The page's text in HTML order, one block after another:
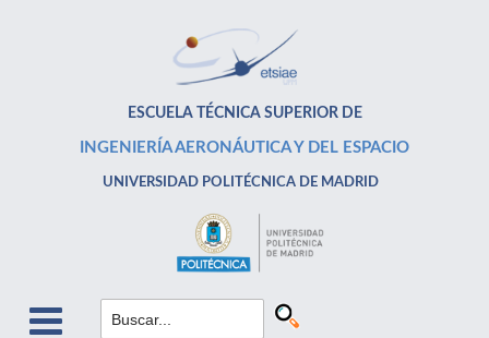
ESCUELA TÉCNICA SUPERIOR DE
INGENIERÍA AERONÁUTICA Y DEL ESPACIO
UNIVERSIDAD POLITÉCNICA DE MADRID